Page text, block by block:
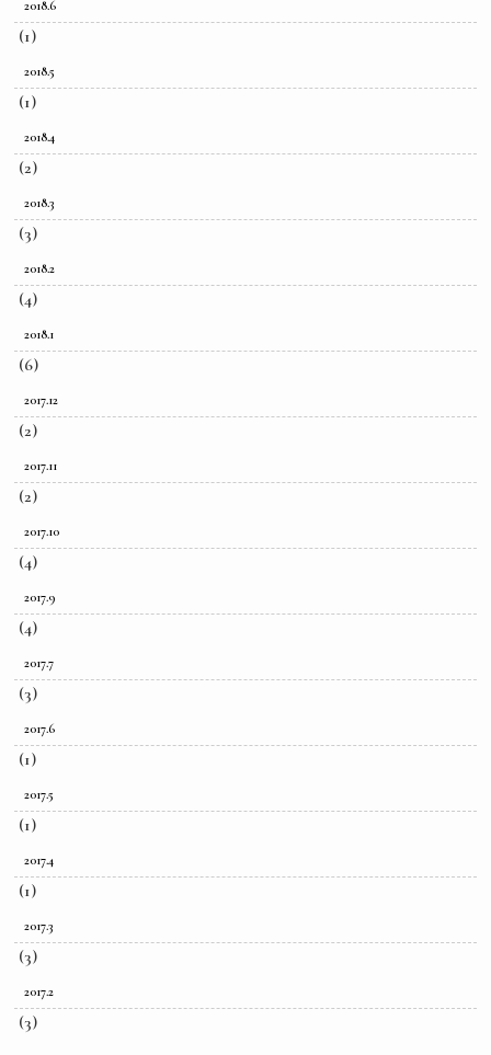
2018.6
(1)
2018.5
(1)
2018.4
(2)
2018.3
(3)
2018.2
(4)
2018.1
(6)
2017.12
(2)
2017.11
(2)
2017.10
(4)
2017.9
(4)
2017.7
(3)
2017.6
(1)
2017.5
(1)
2017.4
(1)
2017.3
(3)
2017.2
(3)